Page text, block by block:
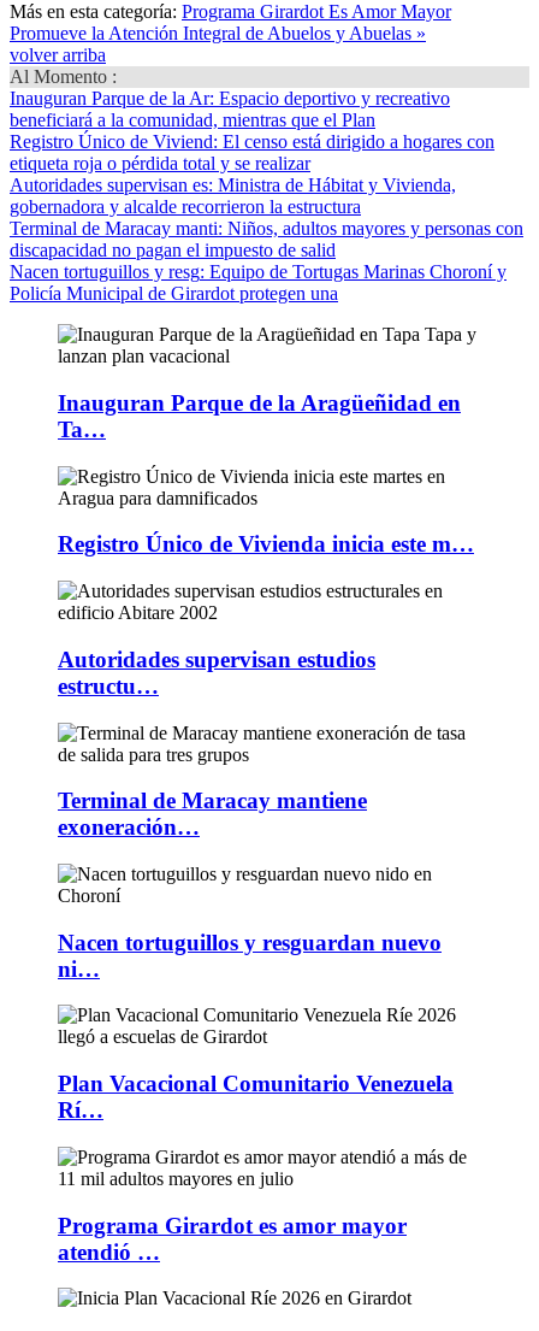
Más en esta categoría: Programa Girardot Es Amor Mayor
Promueve la Atención Integral de Abuelos y Abuelas »
volver arriba
Al Momento :
Inauguran Parque de la Ar: Espacio deportivo y recreativo
beneficiará a la comunidad, mientras que el Plan
Registro Único de Viviend: El censo está dirigido a hogares con
etiqueta roja o pérdida total y se realizar
Autoridades supervisan es: Ministra de Hábitat y Vivienda,
gobernadora y alcalde recorrieron la estructura
Terminal de Maracay manti: Niños, adultos mayores y personas con
discapacidad no pagan el impuesto de salid
Nacen tortuguillos y resg: Equipo de Tortugas Marinas Choroní y
Policía Municipal de Girardot protegen una
Inauguran Parque de la Aragüeñidad en
Ta…
Registro Único de Vivienda inicia este m…
Autoridades supervisan estudios
estructu…
Terminal de Maracay mantiene
exoneración…
Nacen tortuguillos y resguardan nuevo
ni…
Plan Vacacional Comunitario Venezuela
Rí…
Programa Girardot es amor mayor
atendió …